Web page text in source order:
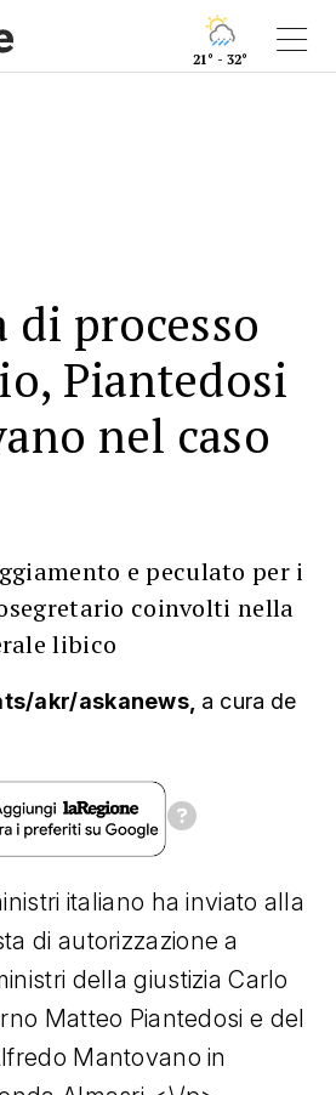
21° - 32°
di processo
Piantedosi
nel caso
e peculato per i
coinvolti nella
libico
akr/askanews, a cura de
italiano ha inviato alla
di autorizzazione a
della giustizia Carlo
Matteo Piantedosi e del
Mantovano in